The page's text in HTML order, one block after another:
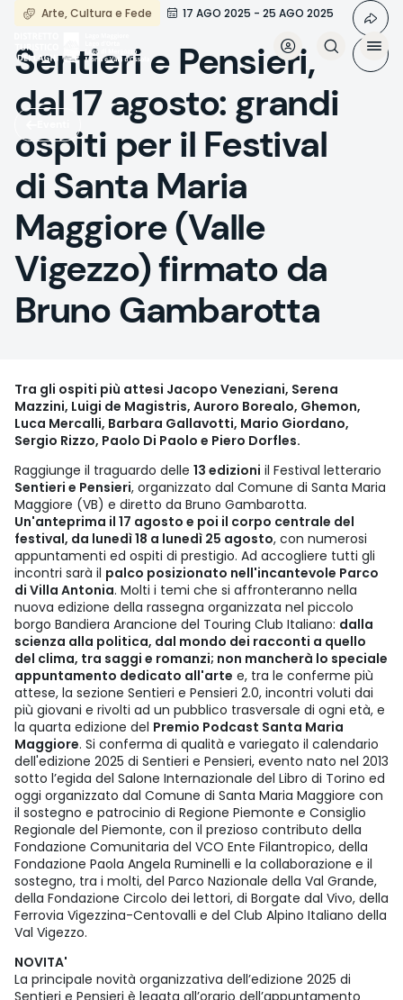
Salta
principale
Arte, Cultura e Fede 17 AGO 2025 - 25 AGO 2025
Sentieri e Pensieri,
dal 17 agosto: grandi
ospiti per il Festival
di Santa Maria
Maggiore (Valle
Vigezzo) firmato da
Bruno Gambarotta
Tra gli ospiti più attesi Jacopo Veneziani, Serena
Mazzini, Luigi de Magistris, Auroro Borealo, Ghemon,
Luca Mercalli, Barbara Gallavotti, Mario Giordano,
Sergio Rizzo, Paolo Di Paolo e Piero Dorfles.
Raggiunge il traguardo delle 13 edizioni il Festival letterario
Sentieri e Pensieri, organizzato dal Comune di Santa Maria
Maggiore (VB) e diretto da Bruno Gambarotta.
Un'anteprima il 17 agosto e poi il corpo centrale del
festival, da lunedì 18 a lunedì 25 agosto, con numerosi
appuntamenti ed ospiti di prestigio. Ad accogliere tutti gli
incontri sarà il palco posizionato nell'incantevole Parco
di Villa Antonia. Molti i temi che si affronteranno nella
nuova edizione della rassegna organizzata nel piccolo
borgo Bandiera Arancione del Touring Club Italiano: dalla
scienza alla politica, dal mondo dei racconti a quello
del clima, tra saggi e romanzi; non mancherà lo speciale
appuntamento dedicato all'arte e, tra le conferme più
attese, la sezione Sentieri e Pensieri 2.0, incontri voluti dai
più giovani e rivolti ad un pubblico trasversale di ogni età, e
la quarta edizione del Premio Podcast Santa Maria
Maggiore. Si conferma di qualità e variegato il calendario
dell'edizione 2025 di Sentieri e Pensieri, evento nato nel 2013
sotto l’egida del Salone Internazionale del Libro di Torino ed
oggi organizzato dal Comune di Santa Maria Maggiore con
il sostegno e patrocinio di Regione Piemonte e Consiglio
Regionale del Piemonte, con il prezioso contributo della
Fondazione Comunitaria del VCO Ente Filantropico, della
Fondazione Paola Angela Ruminelli e la collaborazione e il
sostegno, tra i molti, del Parco Nazionale della Val Grande,
della Fondazione Circolo dei lettori, di Borgate dal Vivo, della
Ferrovia Vigezzina-Centovalli e del Club Alpino Italiano della
Val Vigezzo.
NOVITA'
La principale novità organizzativa dell’edizione 2025 di
Sentieri e Pensieri è legata all’orario dell’appuntamento